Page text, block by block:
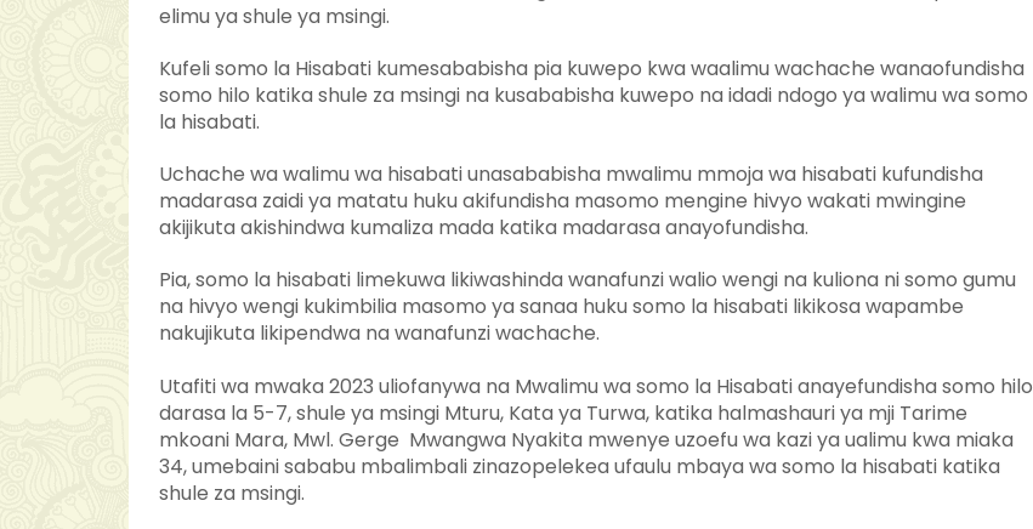
elimu ya shule ya msingi.
Kufeli somo la Hisabati kumesababisha pia kuwepo kwa waalimu wachache wanaofundisha
somo hilo katika shule za msingi na kusababisha kuwepo na idadi ndogo ya walimu wa somo
la hisabati.
Uchache wa walimu wa hisabati unasababisha mwalimu mmoja wa hisabati kufundisha
madarasa zaidi ya matatu huku akifundisha masomo mengine hivyo wakati mwingine
akijikuta akishindwa kumaliza mada katika madarasa anayofundisha.
Pia, somo la hisabati limekuwa likiwashinda wanafunzi walio wengi na kuliona ni somo gumu
na hivyo wengi kukimbilia masomo ya sanaa huku somo la hisabati likikosa wapambe
nakujikuta likipendwa na wanafunzi wachache.
Utafiti wa mwaka 2023 uliofanywa na Mwalimu wa somo la Hisabati anayefundisha somo hilo
darasa la 5-7, shule ya msingi Mturu, Kata ya Turwa, katika halmashauri ya mji Tarime
mkoani Mara, Mwl. Gerge Mwangwa Nyakita mwenye uzoefu wa kazi ya ualimu kwa miaka
34, umebaini sababu mbalimbali zinazopelekea ufaulu mbaya wa somo la hisabati katika
shule za msingi.